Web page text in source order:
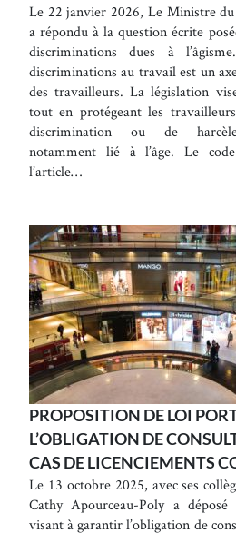
Le 22 janvier 2026, Le Ministre
a répondu à la question écrite
discriminations dues à
discriminations au travail est un
des travailleurs. La législation
tout en protégeant les
discrimination ou de
notamment lié à l’âge. Le
l’article…
PROPOSITION DE LOI
L’OBLIGATION DE
CAS DE LICENCIEMENTS
Le 13 octobre 2025, avec ses
Cathy Apourceau-Poly a
visant à garantir l’obligation de